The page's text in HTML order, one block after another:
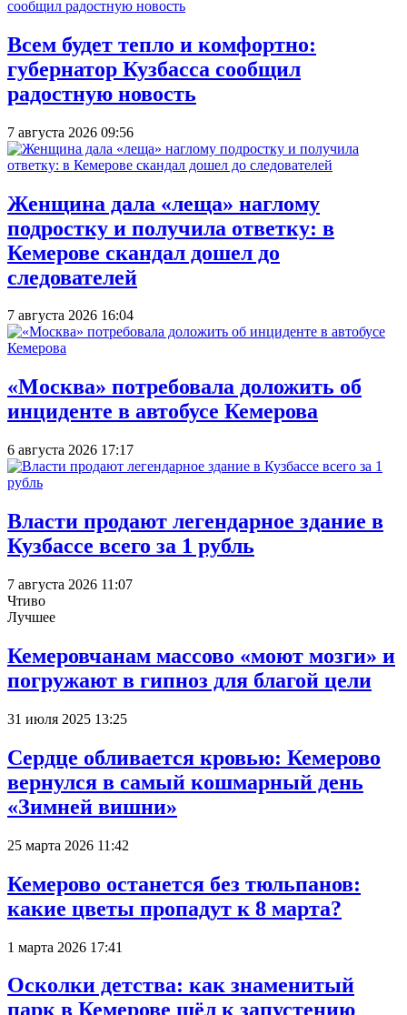
Всем будет тепло и комфортно:
губернатор Кузбасса сообщил
радостную новость
7 августа 2026 09:56
Женщина дала «леща» наглому
подростку и получила ответку: в
Кемерове скандал дошел до
следователей
7 августа 2026 16:04
«Москва» потребовала доложить об
инциденте в автобусе Кемерова
6 августа 2026 17:17
Власти продают легендарное здание в
Кузбассе всего за 1 рубль
7 августа 2026 11:07
Чтиво
Лучшее
Кемеровчанам массово «моют мозги» и
погружают в гипноз для благой цели
31 июля 2025 13:25
Сердце обливается кровью: Кемерово
вернулся в самый кошмарный день
«Зимней вишни»
25 марта 2026 11:42
Кемерово останется без тюльпанов:
какие цветы пропадут к 8 марта?
1 марта 2026 17:41
Осколки детства: как знаменитый
парк в Кемерове шёл к запустению